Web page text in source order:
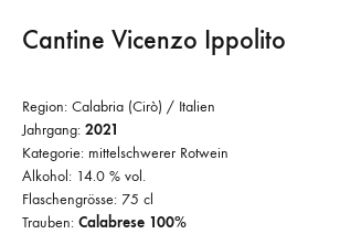
Cantine Vicenzo Ippolito
Region: Calabria (Cirò) / Italien
Jahrgang: 2021
Kategorie: mittelschwerer Rotwein
Alkohol: 14.0 % vol.
Flaschengrösse: 75 cl
Trauben: Calabrese 100%